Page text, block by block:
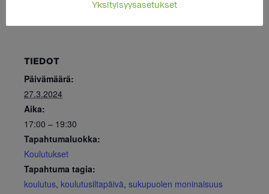
LISÄÄ KALENTERIIN
TIEDOT
Päivämäärä:
27.3.2024
Aika:
17:00 – 19:30
Tapahtumaluokka:
Koulutukset
Tapahtuma tagia:
koulutus, koulutusiltapäivä, sukupuolen moninaisuus
Yksityisyysasetukset